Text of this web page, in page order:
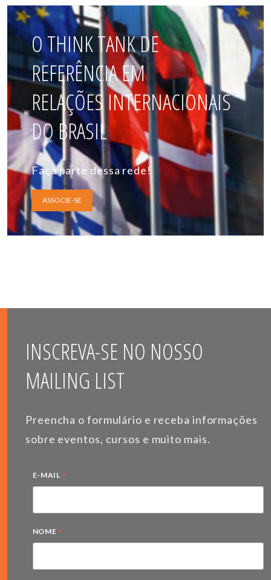
O THINK TANK DE
REFERÊNCIA EM
RELAÇÕES INTERNACIONAIS
DO BRASIL
Faça parte dessa rede!
ASSOCIE-SE
INSCREVA-SE NO NOSSO
MAILING LIST
Preencha o formulário e receba informações
sobre eventos, cursos e muito mais.
E-MAIL *
NOME *